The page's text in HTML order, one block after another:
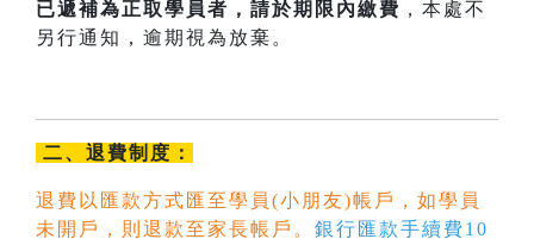
已遞補為正取學員者，請於期限內繳費 ，本處不
另行通知，逾期視為放棄。
二、退費制度：
退費以匯款方式匯至學員(小朋友)帳戶，如學員
未開戶，則退款至家長帳戶。 銀行匯款手續費10